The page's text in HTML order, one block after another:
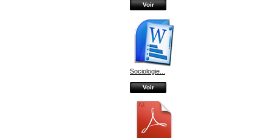
Voir
Sociologie...
Voir